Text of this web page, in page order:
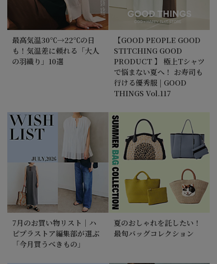
最高気温30℃→22℃の日
も！気温差に頼れる「大人
の羽織り」10選
【GOOD PEOPLE GOOD
STITCHING GOOD
PRODUCT 】 極上Tシャツ
で悩まない夏へ！ お寿司も
行ける優秀服 | GOOD
THINGS Vol.117
7月のお買い物リスト｜ハ
ピプラストア編集部が選ぶ
「今月買うべきもの」
夏のおしゃれを託したい！
最旬バッグコレクション